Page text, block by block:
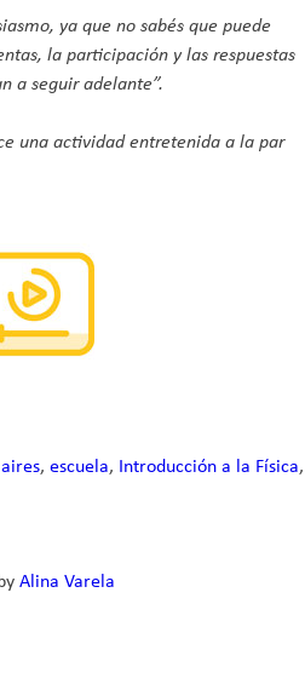
ya que no sabés que puede
la participación y las respuestas
a seguir adelante”.
una actividad entretenida a la par
, escuela, Introducción a la Física,
Alina Varela